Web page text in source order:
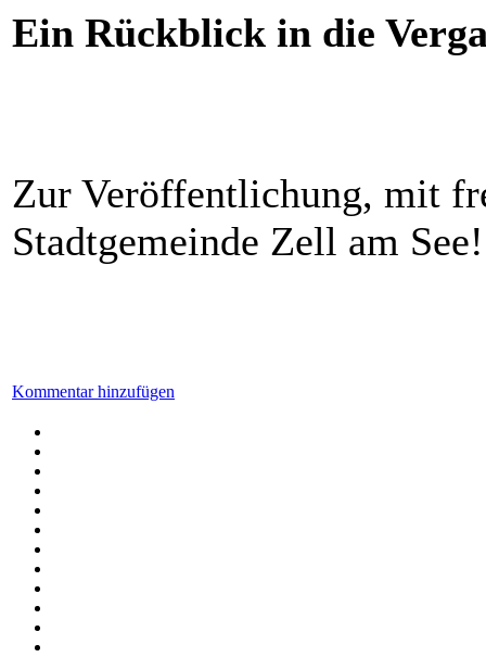
Ein Rückblick in die
Zur Veröffentlichung, mit
Stadtgemeinde Zell am See!
Kommentar hinzufügen